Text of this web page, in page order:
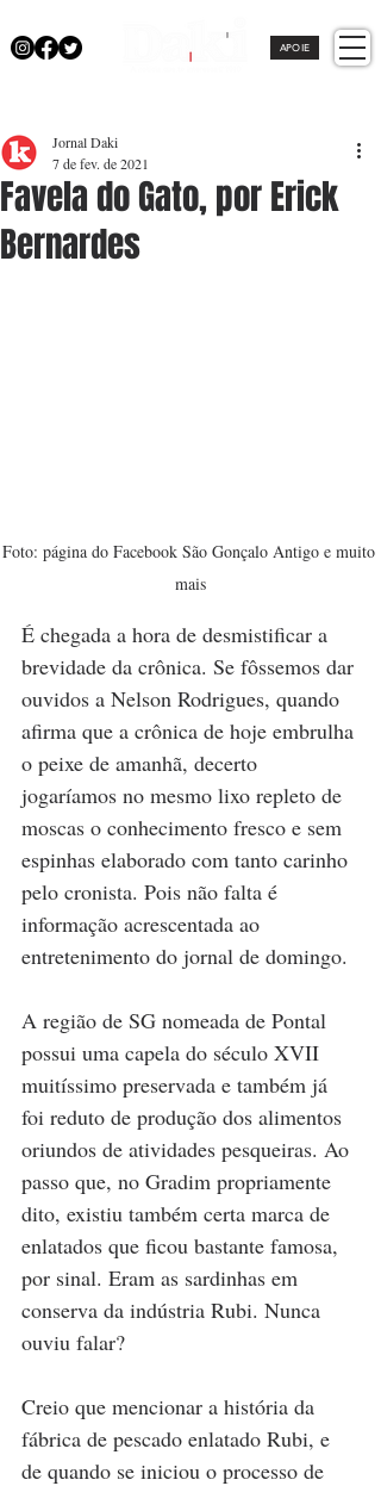
APOIE
Favela do Gato, por Erick
Bernardes
Jornal Daki
7 de fev. de 2021
Foto: página do Facebook São Gonçalo Antigo e muito
mais
É chegada a hora de desmistificar a
brevidade da crônica. Se fôssemos dar
ouvidos a Nelson Rodrigues, quando
afirma que a crônica de hoje embrulha
o peixe de amanhã, decerto
jogaríamos no mesmo lixo repleto de
moscas o conhecimento fresco e sem
espinhas elaborado com tanto carinho
pelo cronista. Pois não falta é
informação acrescentada ao
entretenimento do jornal de domingo.
A região de SG nomeada de Pontal
possui uma capela do século XVII
muitíssimo preservada e também já
foi reduto de produção dos alimentos
oriundos de atividades pesqueiras. Ao
passo que, no Gradim propriamente
dito, existiu também certa marca de
enlatados que ficou bastante famosa,
por sinal. Eram as sardinhas em
conserva da indústria Rubi. Nunca
ouviu falar?
Creio que mencionar a história da
fábrica de pescado enlatado Rubi, e
de quando se iniciou o processo de